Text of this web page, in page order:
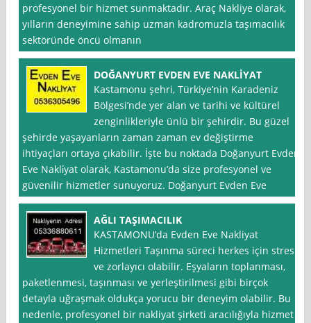
profesyonel bir hizmet sunmaktadır. Araç Nakliye olarak,
yılların deneyimine sahip uzman kadromuzla taşımacılık
sektöründe öncü olmanın
DOĞANYURT EVDEN EVE NAKLİYAT
Kastamonu şehri, Türkiye’nin Karadeniz
Bölgesi’nde yer alan ve tarihi ve kültürel
zenginlikleriyle ünlü bir şehirdir. Bu güzel
şehirde yaşayanların zaman zaman ev değiştirme
ihtiyaçları ortaya çıkabilir. İşte bu noktada Doğanyurt Evden
Eve Nakli̇yat olarak, Kastamonu’da size profesyonel ve
güvenilir hizmetler sunuyoruz. Doğanyurt Evden Eve
AĞLI TAŞIMACILIK
KASTAMONU’da Evden Eve Nakliyat
Hizmetleri Taşınma süreci herkes için stresli
ve zorlayıcı olabilir. Eşyaların toplanması,
paketlenmesi, taşınması ve yerleştirilmesi gibi birçok
detayla uğraşmak oldukça yorucu bir deneyim olabilir. Bu
nedenle, profesyonel bir nakliyat şirketi aracılığıyla hizmet